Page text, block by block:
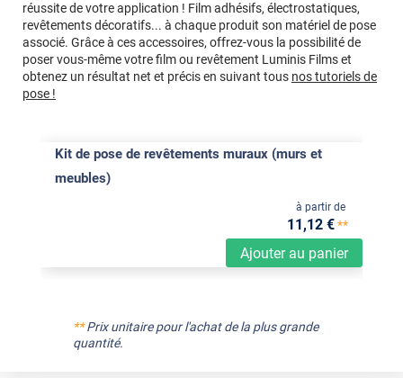
réussite de votre application ! Film adhésifs, électrostatiques,
revêtements décoratifs... à chaque produit son matériel de pose
associé. Grâce à ces accessoires, offrez-vous la possibilité de
poser vous-même votre film ou revêtement Luminis Films et
obtenez un résultat net et précis en suivant tous nos tutoriels de
pose !
Kit de pose de revêtements muraux (murs et
meubles)
Ajouter au panier
à partir de
11,12 €**
**Prix unitaire pour l'achat de la plus grande
quantité.